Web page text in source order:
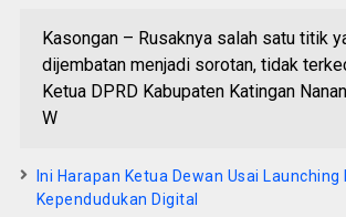
Kasongan – Rusaknya salah satu titik
dijembatan menjadi sorotan, tidak
Ketua DPRD Kabupaten Katingan
W
Ini Harapan Ketua Dewan Usai
Kependudukan Digital